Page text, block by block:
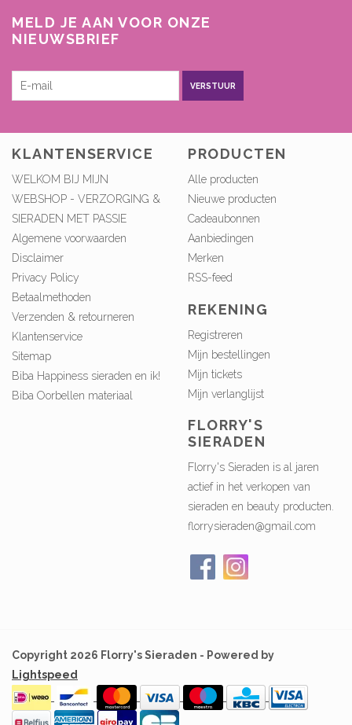
MELD JE AAN VOOR ONZE
NIEUWSBRIEF
VERSTUUR
KLANTENSERVICE
WELKOM BIJ MIJN
WEBSHOP - VERZORGING &
SIERADEN MET PASSIE
Algemene voorwaarden
Disclaimer
Privacy Policy
Betaalmethoden
Verzenden & retourneren
Klantenservice
Sitemap
Biba Happiness sieraden en ik!
Biba Oorbellen materiaal
PRODUCTEN
Alle producten
Nieuwe producten
Cadeaubonnen
Aanbiedingen
Merken
RSS-feed
REKENING
Registreren
Mijn bestellingen
Mijn tickets
Mijn verlanglijst
FLORRY'S
SIERADEN
Florry's Sieraden is al jaren
actief in het verkopen van
sieraden en beauty producten.
florrysieraden@gmail.com
Copyright 2026 Florry's Sieraden - Powered by
Lightspeed